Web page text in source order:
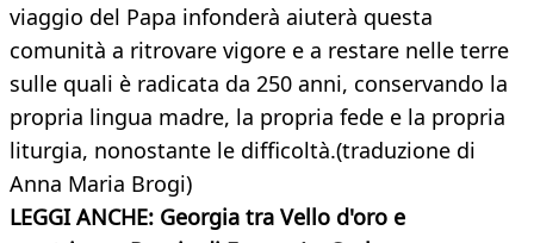
viaggio del Papa infonderà aiuterà questa
comunità a ritrovare vigore e a restare nelle terre
sulle quali è radicata da 250 anni, conservando la
propria lingua madre, la propria fede e la propria
liturgia, nonostante le difficoltà.(traduzione di
Anna Maria Brogi)
LEGGI ANCHE: Georgia tra Vello d'oro e